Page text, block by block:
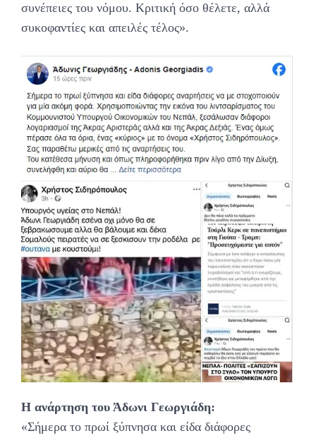
συνέπειες του νόμου. Κριτική όσο θέλετε, αλλά
συκοφαντίες και απειλές τέλος».
Η ανάρτηση του Άδωνι Γεωργιάδη:
«Σήμερα το πρωί ξύπνησα και είδα διάφορες